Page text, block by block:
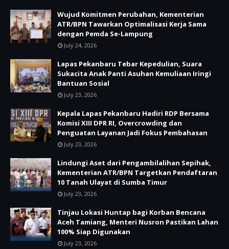
Wujud Komitmen Perubahan, Kementerian
ATR/BPN Tawarkan Optimalisasi Kerja Sama
dengan Pemda Se-Lampung
July 24, 2026
Lapas Pekanbaru Tebar Kepedulian, Suara
Sukacita Anak Panti Asuhan Kemuliaan Iringi
Bantuan Sosial
July 23, 2026
Kepala Lapas Pekanbaru Hadiri RDP Bersama
Komisi XIII DPR RI, Overcrowding dan
Penguatan Layanan Jadi Fokus Pembahasan
July 23, 2026
Lindungi Aset dari Pengambilalihan Sepihak,
Kementerian ATR/BPN Targetkan Pendaftaran
10 Tanah Ulayat di Sumba Timur
July 23, 2026
Tinjau Lokasi Huntap bagi Korban Bencana
Aceh Tamiang, Menteri Nusron Pastikan Lahan
100% Siap Digunakan
July 23, 2026